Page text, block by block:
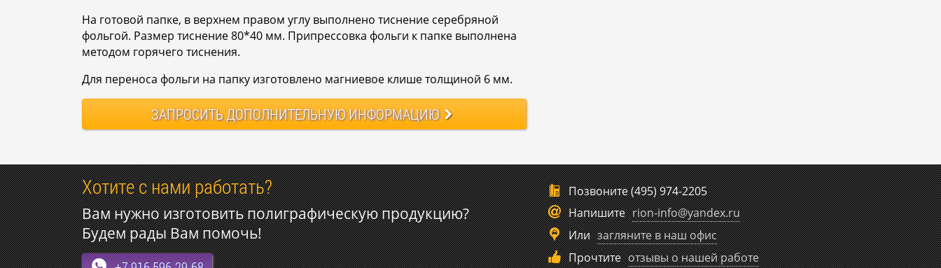
На готовой папке, в верхнем правом углу выполнено тиснение серебряной
фольгой. Размер тиснение 80*40 мм. Припрессовка фольги к папке выполнена
методом горячего тиснения.
Для переноса фольги на папку изготовлено магниевое клише толщиной 6 мм.
ЗАПРОСИТЬДОПОЛНИТЕЛЬНУЮИНФОРМАЦИЮ
Хотите с нами работать?
Вам нужно изготовить полиграфическую продукцию?
Будем рады Вам помочь!
Позвоните(495) 974-2205
Напишите rion-info@yandex.ru
Или загляните в наш офис
Прочтите отзывы о нашей работе